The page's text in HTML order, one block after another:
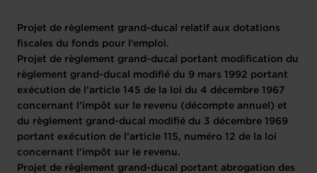
EXÉCUTION DE L’ARTICLE
115, NUMÉRO 12 DE LA LOI
CONCERNANT L’IMPÔT SUR
LE REVENU.
PROJET DE RÈGLEMENT
Projet de règlement grand-ducal relatif aux dotations
fiscales du fonds pour l’emploi.
Projet de règlement grand-ducal portant modification du
règlement grand-ducal modifié du 9 mars 1992 portant
exécution de l’article 145 de la loi du 4 décembre 1967
concernant l’impôt sur le revenu (décompte annuel) et
du règlement grand-ducal modifié du 3 décembre 1969
portant exécution de l’article 115, numéro 12 de la loi
concernant l’impôt sur le revenu.
Projet de règlement grand-ducal portant abrogation des